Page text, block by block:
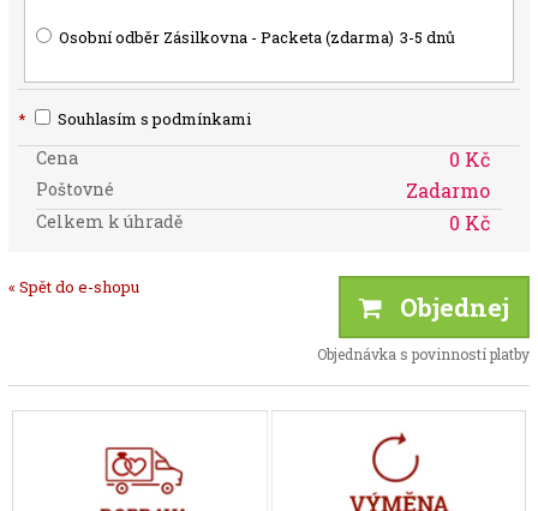
Osobní odběr Zásilkovna - Packeta (zdarma) 3-5 dnů
* Souhlasím s podmínkami
Cena 0 Kč
Poštovné Zadarmo
Celkem k úhradě 0 Kč
« Spět do e-shopu
Objednej
Objednávka s povinností platby